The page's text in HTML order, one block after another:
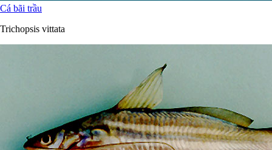
Cá bãi trầu
Trichopsis vittata